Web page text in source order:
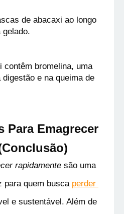
de abacaxi ao longo
gelado.
contêm bromelina, uma
e na queima de
Para Emagrecer
Conclusão)
rapidamente são uma
para quem busca perder
e sustentável. Além de